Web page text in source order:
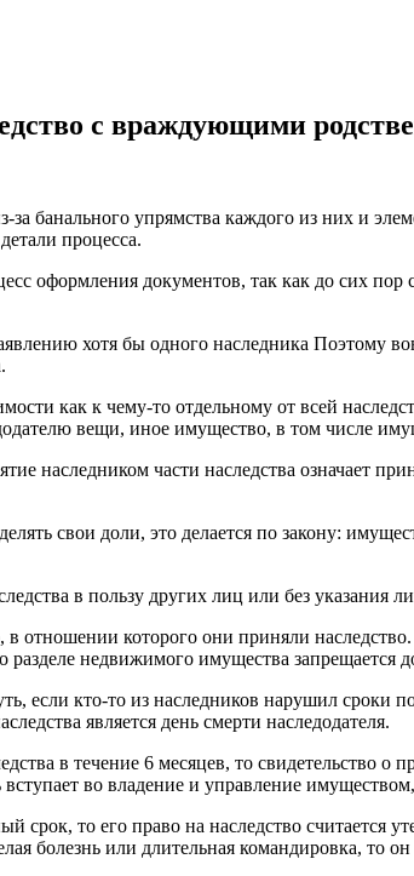
с враждующими
банального упрямства каждого из них и
процесса.
оформления документов, так как до сих
хотя бы одного наследника Поэтому
как к чему-то отдельному от всей
вещи, иное имущество, в том числе
наследником части наследства означает
свои доли, это делается по закону:
в пользу других лиц или без указания
в отношении которого они приняли
недвижимого имущества запрещается
если кто-то из наследников нарушил сроки
является день смерти наследодателя.
в течение 6 месяцев, то свидетельство
во владение и управление
срок, то его право на наследство
болезнь или длительная командировка, то